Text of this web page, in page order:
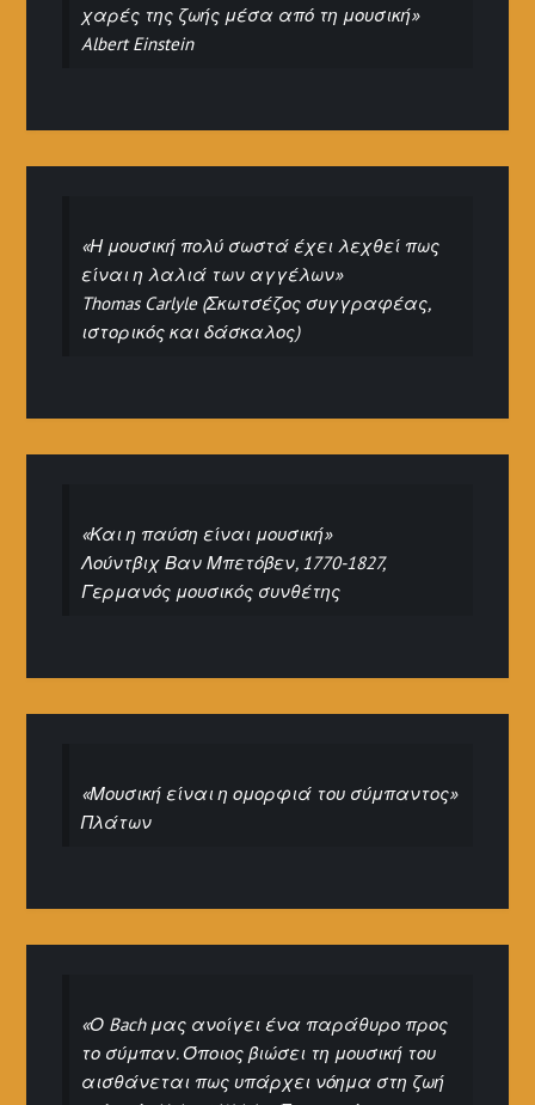
χαρές της ζωής μέσα από τη μουσική»
Albert Einstein
«Η μουσική πολύ σωστά έχει λεχθεί πως
είναι η λαλιά των αγγέλων»
Thomas Carlyle (Σκωτσέζος συγγραφέας,
ιστορικός και δάσκαλος)
«Και η παύση είναι μουσική»
Λούντβιχ Βαν Μπετόβεν, 1770-1827,
Γερμανός μουσικός συνθέτης
«Μουσική είναι η ομορφιά του σύμπαντος»
Πλάτων
«Ο Bach μας ανοίγει ένα παράθυρο προς
το σύμπαν. Όποιος βιώσει τη μουσική του
αισθάνεται πως υπάρχει νόημα στη ζωή